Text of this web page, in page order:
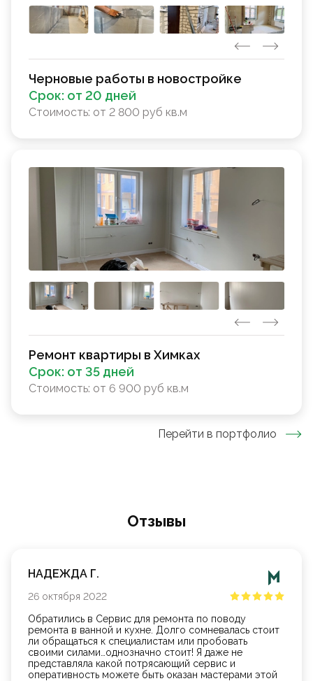
Черновые работы в новостройке
Срок: от 20 дней
Стоимость: от 2 800 руб кв.м
Ремонт квартиры в Химках
Срок: от 35 дней
Стоимость: от 6 900 руб кв.м
Перейти в портфолио
Oтзывы
НАДЕЖДА Г.
26 октября 2022
Обратились в Сервис для ремонта по поводу
ремонта в ванной и кухне. Долго сомневалась стоит
ли обращаться к специалистам или пробовать
своими силами…однозначно стоит! Я даже не
представляла какой потрясающий сервис и
оперативность можете быть оказан мастерами этой